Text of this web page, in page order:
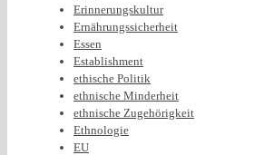
Erinnerungskultur
Ernährungssicherheit
Essen
Establishment
ethische Politik
ethnische Minderheit
ethnische Zugehörigkeit
Ethnologie
EU